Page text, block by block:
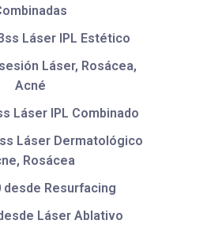
Láser IPL Estético
Láser, Rosácea,
Acné
Láser IPL Combinado
Láser Dermatológico
Rosácea
desde Resurfacing
Láser Ablativo